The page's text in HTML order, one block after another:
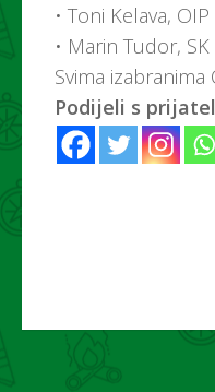
• Toni Kelava,
• Marin Tudor, SK
Svima
Podijeli s